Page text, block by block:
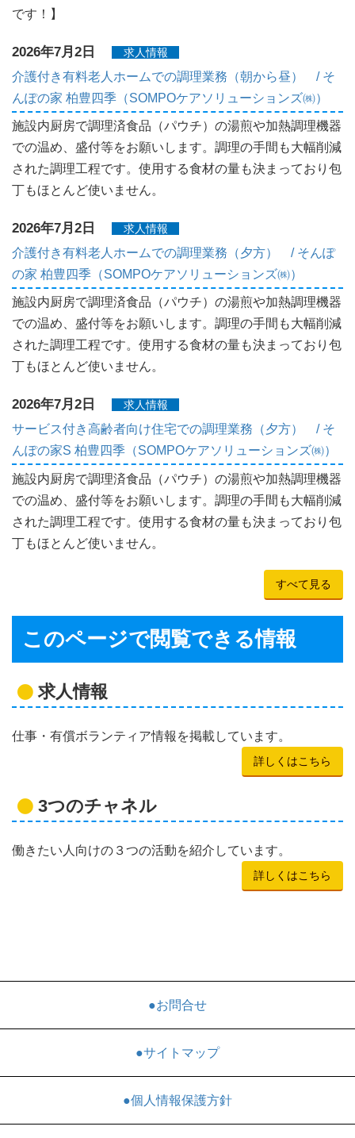
です！】
2026年7月2日 求人情報
介護付き有料老人ホームでの調理業務（朝から昼） / そ
んぽの家 柏豊四季（SOMPOケアソリューションズ㈱）
施設内厨房で調理済食品（パウチ）の湯煎や加熱調理機器
での温め、盛付等をお願いします。調理の手間も大幅削減
された調理工程です。使用する食材の量も決まっており包
丁もほとんど使いません。
2026年7月2日 求人情報
介護付き有料老人ホームでの調理業務（夕方） / そんぽ
の家 柏豊四季（SOMPOケアソリューションズ㈱）
施設内厨房で調理済食品（パウチ）の湯煎や加熱調理機器
での温め、盛付等をお願いします。調理の手間も大幅削減
された調理工程です。使用する食材の量も決まっており包
丁もほとんど使いません。
2026年7月2日 求人情報
サービス付き高齢者向け住宅での調理業務（夕方） / そ
んぽの家S 柏豊四季（SOMPOケアソリューションズ㈱）
施設内厨房で調理済食品（パウチ）の湯煎や加熱調理機器
での温め、盛付等をお願いします。調理の手間も大幅削減
された調理工程です。使用する食材の量も決まっており包
丁もほとんど使いません。
すべて見る
このページで閲覧できる情報
求人情報
仕事・有償ボランティア情報を掲載しています。
詳しくはこちら
3つのチャネル
働きたい人向けの３つの活動を紹介しています。
詳しくはこちら
●お問合せ
●サイトマップ
●個人情報保護方針